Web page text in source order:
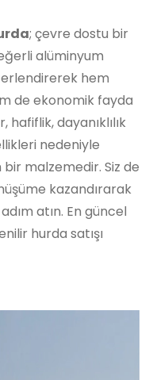
; çevre dostu bir
alüminyum
hem
de ekonomik fayda
dayanıklılık
nedeniyle
malzemedir. Siz de
kazandırarak
atın. En güncel
hurda satışı